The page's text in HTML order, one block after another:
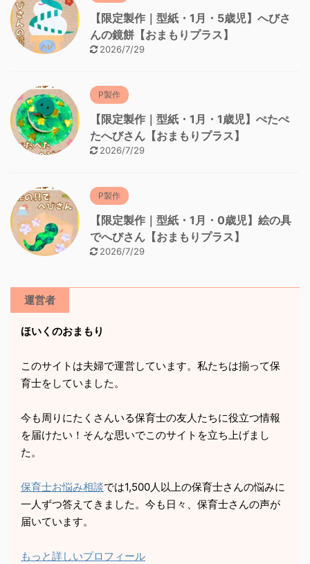
【限定製作｜型紙・1月・5歳児】へびさ
んの鏡餅【おまもりプラス】
2026/7/29
P製作
【限定製作｜型紙・1月・1歳児】ぺたぺ
たへびさん【おまもりプラス】
2026/7/29
P製作
【限定製作｜型紙・1月・0歳児】絵の具
でへびさん【おまもりプラス】
2026/7/29
運営者
ほいくのおまもり
このサイトは夫婦で運営しています。私たちは揃って保
育士をしていました。
今も周りにたくさんいる保育士の友人たちに役立つ情報
を届けたい！そんな思いでこのサイトを立ち上げまし
た。
保育士お悩み相談では1,500人以上の保育士さんの悩みに
一人ずつ答えてきました。今も日々、保育士さんの声が
届いています。
もっと詳しいプロフィール